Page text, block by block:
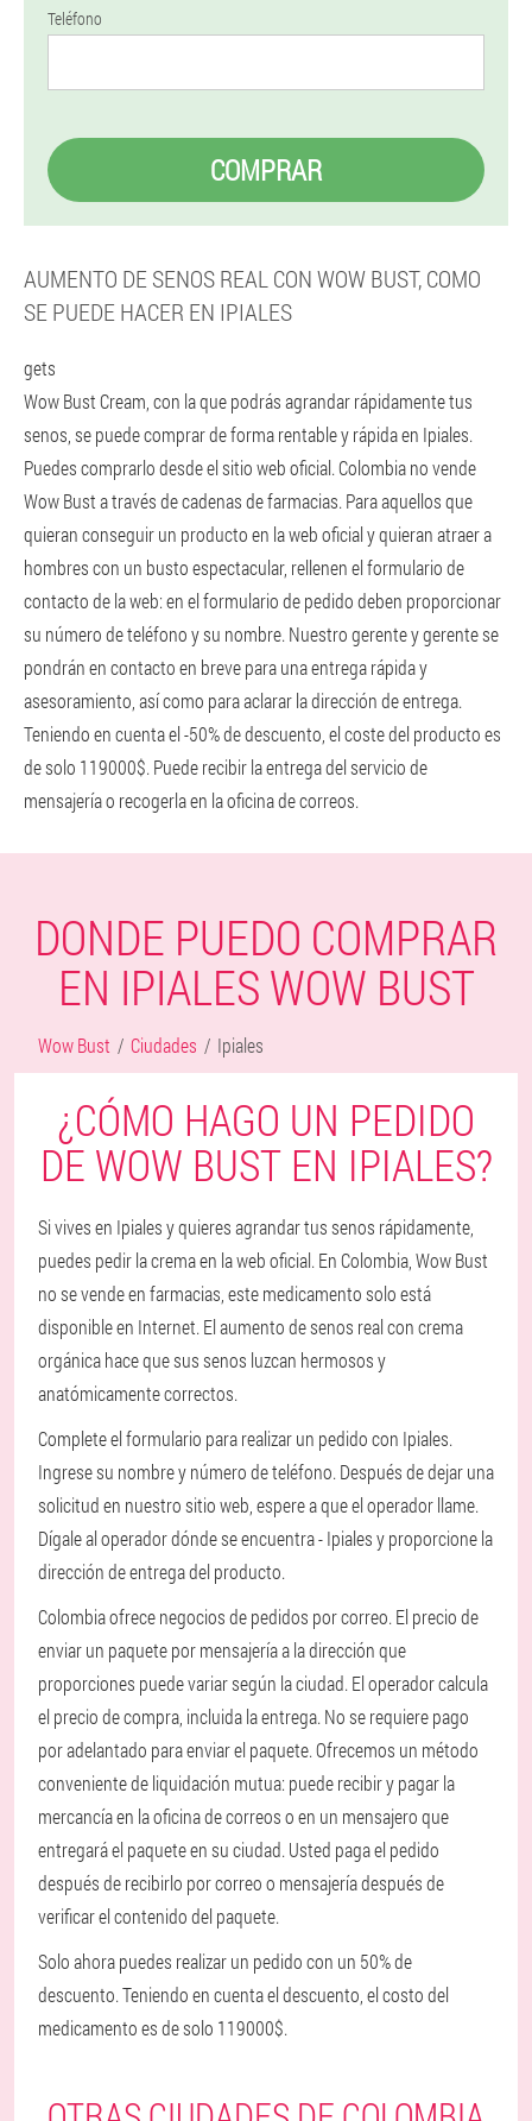
Teléfono
COMPRAR
AUMENTO DE SENOS REAL CON WOW BUST, COMO
SE PUEDE HACER EN IPIALES
gets
Wow Bust Cream, con la que podrás agrandar rápidamente tus
senos, se puede comprar de forma rentable y rápida en Ipiales.
Puedes comprarlo desde el sitio web oficial. Colombia no vende
Wow Bust a través de cadenas de farmacias. Para aquellos que
quieran conseguir un producto en la web oficial y quieran atraer a
hombres con un busto espectacular, rellenen el formulario de
contacto de la web: en el formulario de pedido deben proporcionar
su número de teléfono y su nombre. Nuestro gerente y gerente se
pondrán en contacto en breve para una entrega rápida y
asesoramiento, así como para aclarar la dirección de entrega.
Teniendo en cuenta el -50% de descuento, el coste del producto es
de solo 119000$. Puede recibir la entrega del servicio de
mensajería o recogerla en la oficina de correos.
DONDE PUEDO COMPRAR
EN IPIALES WOW BUST
Wow Bust Ciudades Ipiales
¿CÓMO HAGO UN PEDIDO
DE WOW BUST EN IPIALES?
Si vives en Ipiales y quieres agrandar tus senos rápidamente,
puedes pedir la crema en la web oficial. En Colombia, Wow Bust
no se vende en farmacias, este medicamento solo está
disponible en Internet. El aumento de senos real con crema
orgánica hace que sus senos luzcan hermosos y
anatómicamente correctos.
Complete el formulario para realizar un pedido con Ipiales.
Ingrese su nombre y número de teléfono. Después de dejar una
solicitud en nuestro sitio web, espere a que el operador llame.
Dígale al operador dónde se encuentra - Ipiales y proporcione la
dirección de entrega del producto.
Colombia ofrece negocios de pedidos por correo. El precio de
enviar un paquete por mensajería a la dirección que
proporciones puede variar según la ciudad. El operador calcula
el precio de compra, incluida la entrega. No se requiere pago
por adelantado para enviar el paquete. Ofrecemos un método
conveniente de liquidación mutua: puede recibir y pagar la
mercancía en la oficina de correos o en un mensajero que
entregará el paquete en su ciudad. Usted paga el pedido
después de recibirlo por correo o mensajería después de
verificar el contenido del paquete.
Solo ahora puedes realizar un pedido con un 50% de
descuento. Teniendo en cuenta el descuento, el costo del
medicamento es de solo 119000$.